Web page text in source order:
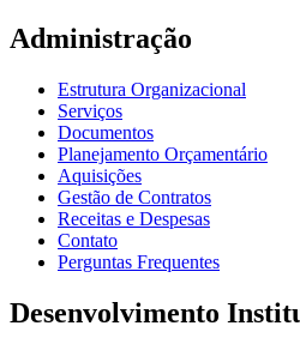
Administração
Estrutura Organizacional
Serviços
Documentos
Planejamento Orçamentário
Aquisições
Gestão de Contratos
Receitas e Despesas
Contato
Perguntas Frequentes
Desenvolvimento